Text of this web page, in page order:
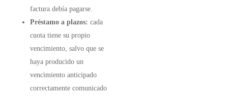
factura debía pagarse.
Préstamo a plazos: cada
cuota tiene su propio
vencimiento, salvo que se
haya producido un
vencimiento anticipado
correctamente comunicado